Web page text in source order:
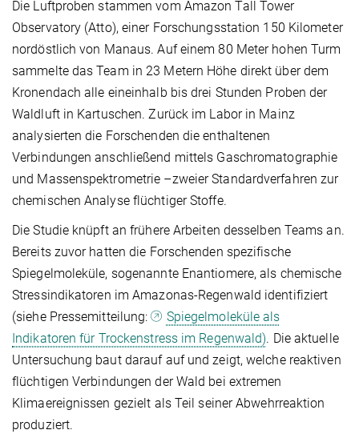
Die Luftproben stammen vom Amazon Tall Tower
Observatory (Atto), einer Forschungsstation 150 Kilometer
nordöstlich von Manaus. Auf einem 80 Meter hohen Turm
sammelte das Team in 23 Metern Höhe direkt über dem
Kronendach alle eineinhalb bis drei Stunden Proben der
Waldluft in Kartuschen. Zurück im Labor in Mainz
analysierten die Forschenden die enthaltenen
Verbindungen anschließend mittels Gaschromatographie
und Massenspektrometrie –zweier Standardverfahren zur
chemischen Analyse flüchtiger Stoffe.
Die Studie knüpft an frühere Arbeiten desselben Teams an.
Bereits zuvor hatten die Forschenden spezifische
Spiegelmoleküle, sogenannte Enantiomere, als chemische
Stressindikatoren im Amazonas-Regenwald identifiziert
(siehe Pressemitteilung:
Spiegelmoleküle als
Indikatoren für Trockenstress im Regenwald). Die aktuelle
Untersuchung baut darauf auf und zeigt, welche reaktiven
flüchtigen Verbindungen der Wald bei extremen
Klimaereignissen gezielt als Teil seiner Abwehrreaktion
produziert.